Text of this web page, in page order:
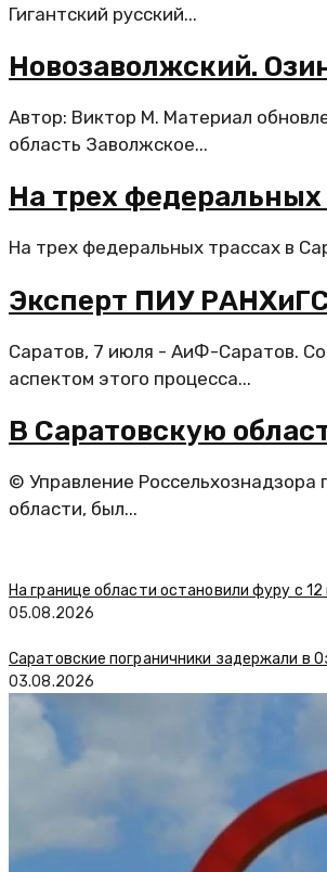
Гигантский русский...
Новозаволжский.
Автор: Виктор М. Материал
область Заволжское...
На трех федеральных
На трех федеральных трассах в
Эксперт ПИУ
Саратов, 7 июля - АиФ-Саратов.
аспектом этого процесса...
В Саратовскую
© Управление
области, был...
На границе области остановили фуру с 12
05.08.2026
Саратовские пограничники задержали в
03.08.2026